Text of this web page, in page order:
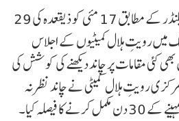
سعودی عرب کے ام القریٰ کیلنڈر کے مطابق 17 مئی کو ذیقعدہ کی 29
میں رویتِ ہلال کمیٹیوں کے اجلاس
کئی مقامات پر چاند دیکھنے کی کوشش کی
مرکزی رویتِ ہلال کمیٹی نے چاند نظر نہ
فیصلہ کیا۔